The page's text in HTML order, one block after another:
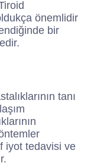
önemlidir
bir
tanı
iyot tedavisi ve